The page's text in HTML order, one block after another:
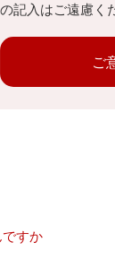
の記入はご遠慮く
ご
すか